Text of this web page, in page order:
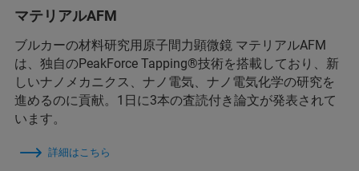
マテリアルAFM
ブルカーの材料研究用原子間力顕微鏡 マテリアルAFM
は、独自のPeakForce Tapping®技術を搭載しており、新
しいナノメカニクス、ナノ電気、ナノ電気化学の研究を
進めるのに貢献。1日に3本の査読付き論文が発表されて
います。
詳細はこちら